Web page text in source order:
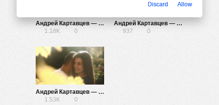
Андрей Картавцев — Мама
1.18K
0
Андрей Картавцев — Еду я на море
937
0
Андрей Картавцев — Ты самая, самая
1.53K
0
Discard Allow